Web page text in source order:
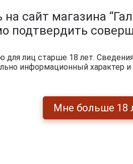
сайт магазина
подтвердить
лиц старше 18 лет.
информационный характер
Мне больше 18